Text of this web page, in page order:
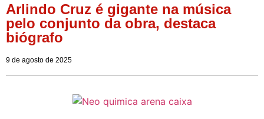
Arlindo Cruz é gigante na música
pelo conjunto da obra, destaca
biógrafo
9 de agosto de 2025